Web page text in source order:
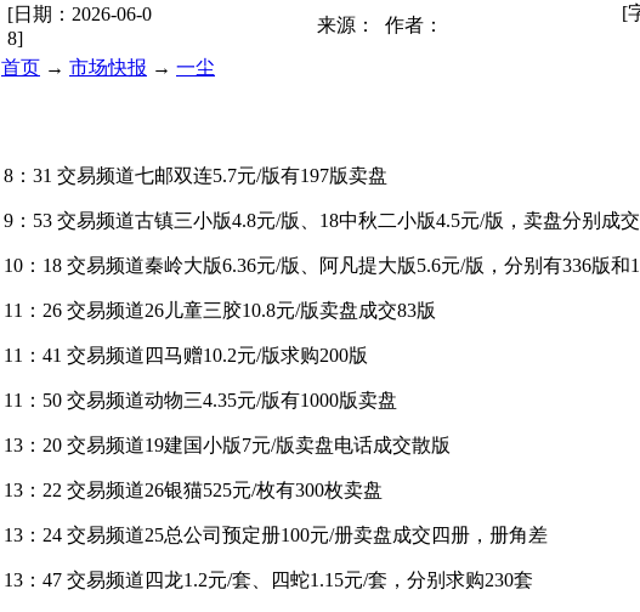
[日期： 2026-06-0
8]
来源： 作者：
[
首页 → 市场快报 → 一尘
8：31 交易频道七邮双连5.7元/版有197版卖盘
9：53 交易频道古镇三小版4.8元/版、18中秋二小版4.5元/版，卖盘分别成
10：18 交易频道秦岭大版6.36元/版、阿凡提大版5.6元/版，分别有336版和
11：26 交易频道26儿童三胶10.8元/版卖盘成交83版
11：41 交易频道四马赠10.2元/版求购200版
11：50 交易频道动物三4.35元/版有1000版卖盘
13：20 交易频道19建国小版7元/版卖盘电话成交散版
13：22 交易频道26银猫525元/枚有300枚卖盘
13：24 交易频道25总公司预定册100元/册卖盘成交四册，册角差
13：47 交易频道四龙1.2元/套、四蛇1.15元/套，分别求购230套